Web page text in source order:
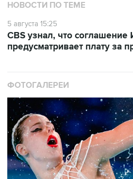
НОВОСТИ ПО ТЕМЕ
5 августа 15:25
CBS узнал, что
предусматривает плату за
ФОТОГАЛЕРЕИ